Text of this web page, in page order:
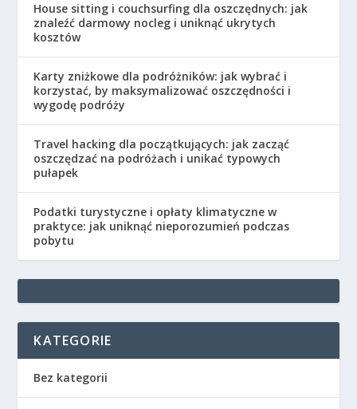
House sitting i couchsurfing dla oszczędnych: jak
znaleźć darmowy nocleg i uniknąć ukrytych
kosztów
Karty zniżkowe dla podróżników: jak wybrać i
korzystać, by maksymalizować oszczędności i
wygodę podróży
Travel hacking dla początkujących: jak zacząć
oszczędzać na podróżach i unikać typowych
pułapek
Podatki turystyczne i opłaty klimatyczne w
praktyce: jak uniknąć nieporozumień podczas
pobytu
KATEGORIE
Bez kategorii